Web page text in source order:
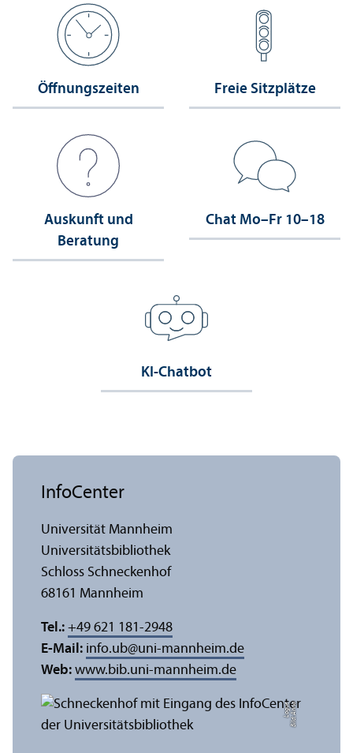
Öffnungs­zeiten Freie Sitzplätze
Auskunft und
Beratung
Chat Mo–Fr 10–18
KI-Chatbot
Bil
d:
A
n
n
a
L
o
g
u
e
InfoCenter
Universität Mannheim
Universitäts­bibliothek
Schloss Schneckenhof
68161 Mannheim
Tel.: +49 621 181-2948
E-Mail: info.ub@uni-mannheim.de
Web: www.bib.uni-mannheim.de